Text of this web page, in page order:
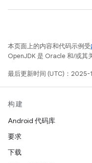
本页面上的内容和代码示例受
OpenJDK 是 Oracle 和/或其
最后更新时间 (UTC)：2025-
构建
Android 代码库
要求
下载